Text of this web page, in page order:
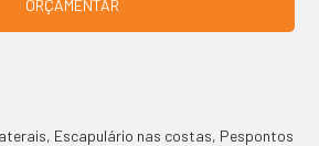
CONTACTO
ORÇAMENTAR
Escapulário nas costas, Pespontos